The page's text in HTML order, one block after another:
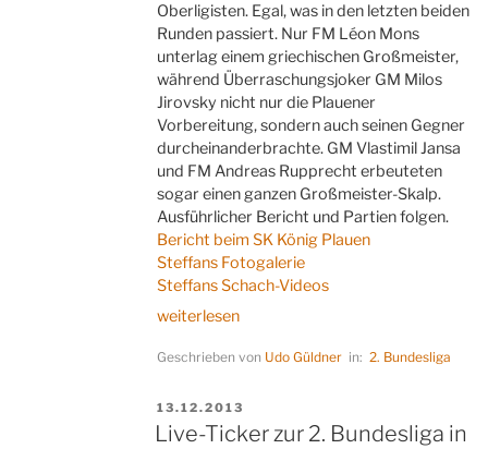
Oberligisten. Egal, was in den letzten beiden
Runden passiert. Nur FM Léon Mons
unterlag einem griechischen Großmeister,
während Überraschungsjoker GM Milos
Jirovsky nicht nur die Plauener
Vorbereitung, sondern auch seinen Gegner
durcheinanderbrachte. GM Vlastimil Jansa
und FM Andreas Rupprecht erbeuteten
sogar einen ganzen Großmeister-Skalp.
Ausführlicher Bericht und Partien folgen.
Bericht beim SK König Plauen
Steffans Fotogalerie
Steffans Schach-Videos
„Klasse
weiterlesen
Geschrieben von Udo Güldner in:2. Bundesliga
VERÖFFENTLICHT
AM
13.12.2013
Live-Ticker zur 2. Bundesliga in